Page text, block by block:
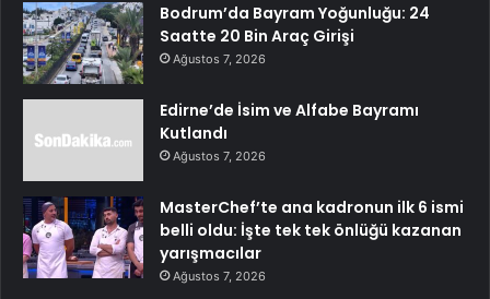
Bodrum’da Bayram Yoğunluğu: 24
Saatte 20 Bin Araç Girişi
Ağustos 7, 2026
Edirne’de İsim ve Alfabe Bayramı
Kutlandı
Ağustos 7, 2026
MasterChef’te ana kadronun ilk 6 ismi
belli oldu: İşte tek tek önlüğü kazanan
yarışmacılar
Ağustos 7, 2026